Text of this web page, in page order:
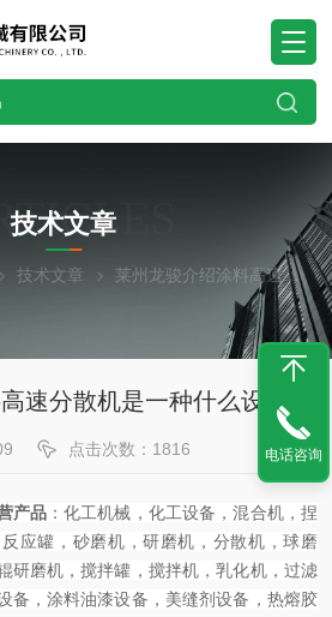
技术文章
技术文章 莱州龙骏介绍涂料高速分散机是一种什么设备
速分散机是一种什么设备
点击次数：1816
产品：化工机械，化工设备，混合机，捏
应罐，砂磨机，研磨机，分散机，球磨
研磨机，搅拌罐，搅拌机，乳化机，过滤
备，涂料油漆设备，美缝剂设备，热熔胶
电话咨询